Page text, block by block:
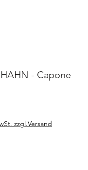
- Capone
zzgl.Versand